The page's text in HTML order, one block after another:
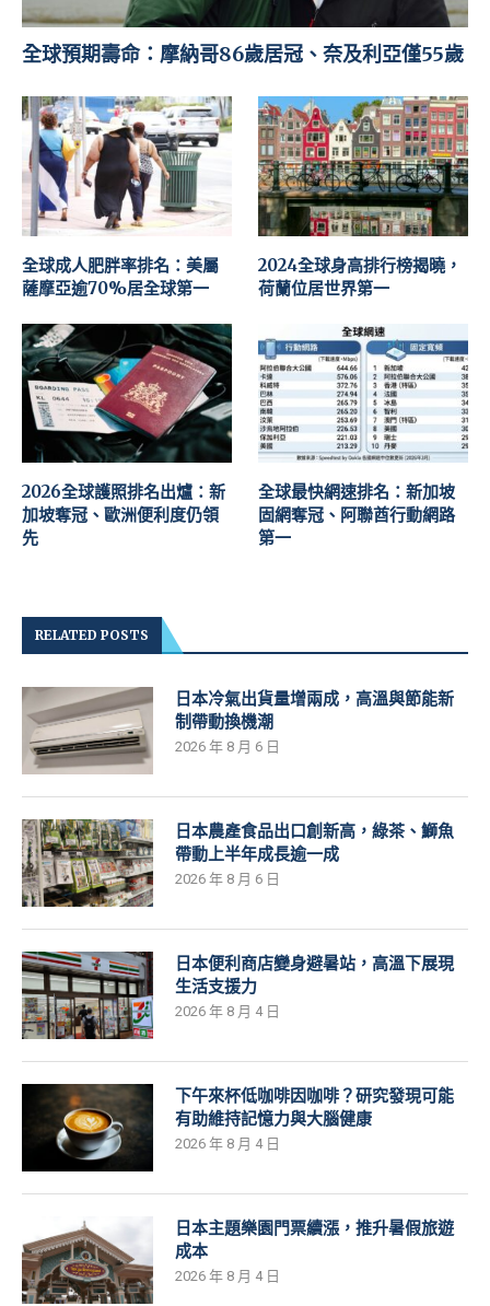
全球預期壽命：摩納哥86歲居冠、奈及利亞僅55歲
全球成人肥胖率排名：美屬
薩摩亞逾70%居全球第一
2024全球身高排行榜揭曉，
荷蘭位居世界第一
2026全球護照排名出爐：新
加坡奪冠、歐洲便利度仍領
先
全球最快網速排名：新加坡
固網奪冠、阿聯酋行動網路
第一
RELATED POSTS
日本冷氣出貨量增兩成，高溫與節能新
制帶動換機潮
2026 年 8 月 6 日
日本農產食品出口創新高，綠茶、鰤魚
帶動上半年成長逾一成
2026 年 8 月 6 日
日本便利商店變身避暑站，高溫下展現
生活支援力
2026 年 8 月 4 日
下午來杯低咖啡因咖啡？研究發現可能
有助維持記憶力與大腦健康
2026 年 8 月 4 日
日本主題樂園門票續漲，推升暑假旅遊
成本
2026 年 8 月 4 日